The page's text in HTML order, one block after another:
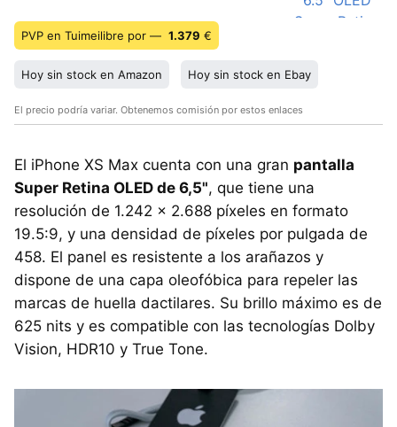
PVP en Tuimeilibre por — 1.379 €
Hoy sin stock en Amazon Hoy sin stock en Ebay
El precio podría variar. Obtenemos comisión por estos enlaces
El iPhone XS Max cuenta con una gran pantalla
Super Retina OLED de 6,5", que tiene una
resolución de 1.242 x 2.688 píxeles en formato
19.5:9, y una densidad de píxeles por pulgada de
458. El panel es resistente a los arañazos y
dispone de una capa oleofóbica para repeler las
marcas de huella dactilares. Su brillo máximo es de
625 nits y es compatible con las tecnologías Dolby
Vision, HDR10 y True Tone.